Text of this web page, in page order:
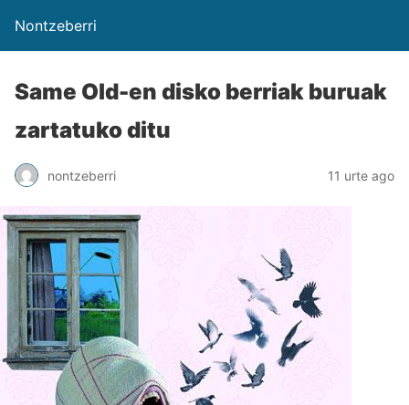
Nontzeberri
Same Old-en disko berriak buruak
zartatuko ditu
nontzeberri 11 urte ago